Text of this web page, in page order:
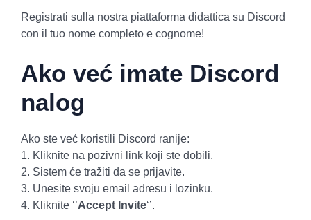
Registrati sulla nostra piattaforma didattica su Discord
con il tuo nome completo e cognome!
Ako već imate Discord
nalog
Ako ste već koristili Discord ranije:
1. Kliknite na pozivni link koji ste dobili.
2. Sistem će tražiti da se prijavite.
3. Unesite svoju email adresu i lozinku.
4. Kliknite ‘’Accept Invite‘’.